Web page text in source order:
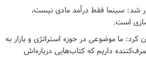
شد: سینما فقط درآمد مادی نیست،
است.
کرد: ما موضوعی در حوزه استراتژی و بازار به
داریم که کتاب‌هایی درباره‌اش